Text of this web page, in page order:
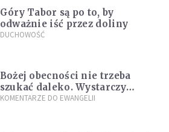
Góry Tabor są po to, by
odważnie iść przez doliny
DUCHOWOŚĆ
Bożej obecności nie trzeba
szukać daleko. Wystarczy
nauczyć się słuchać
KOMENTARZE DO EWANGELII